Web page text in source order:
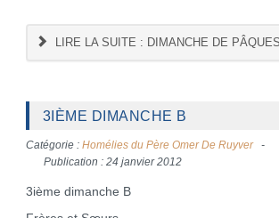
LIRE LA SUITE : DIMANCHE DE
3IÈME DIMANCHE B
Catégorie : Homélies du Père Omer De Ruyver
Publication : 24 janvier 2012
3ième dimanche B